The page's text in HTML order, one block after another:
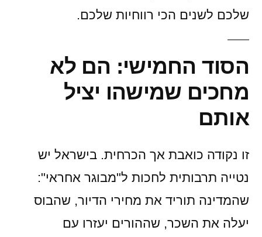
שלכם לשנים הכי רווחיות שלכם.
הסוד החמישי: הם לא
מחכים שמישהו יציל
אותם
זו נקודה כואבת אך הכרחית. בישראל יש
נטייה תרבותית לחכות ל"מבוגר אחראי":
שהמדינה תוריד את מחירי הדיור, שהבוס
יעלה את השכר, שההורים יעזרו עם